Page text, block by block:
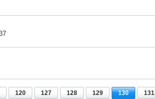
120 127 128 129 130 131